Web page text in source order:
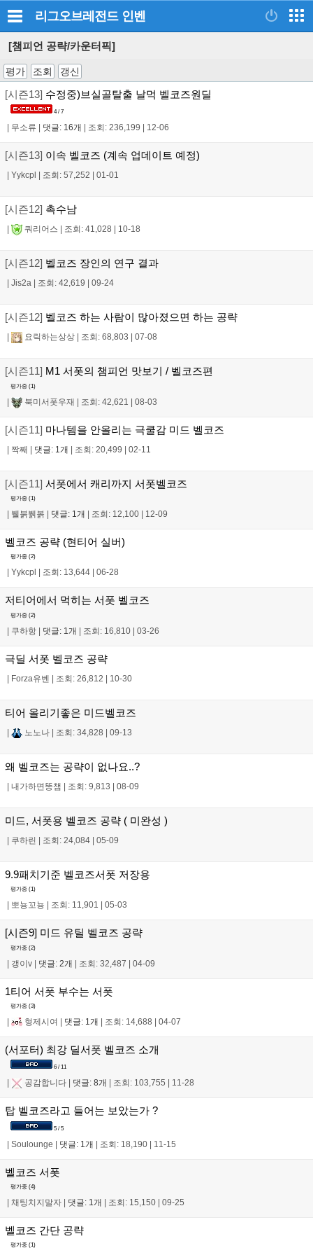
리그오브레전드 인벤
[챔피언 공략/카운터픽]
평가 조회 갱신
[시즌13] 수정중)브실골탈출 날먹 벨코즈원딜
4 / 7
무소류 댓글: 16개 조회: 236,199 12-06
[시즌13] 이속 벨코즈 (계속 업데이트 예정)
Yykcpl 조회: 57,252 01-01
[시즌12] 촉수남
쿼리어스 조회: 41,028 10-18
[시즌12] 벨코즈 장인의 연구 결과
Jis2a 조회: 42,619 09-24
[시즌12] 벨코즈 하는 사람이 많아졌으면 하는 공략
요릭하는상상 조회: 68,803 07-08
[시즌11] M1 서폿의 챔피언 맛보기 / 벨코즈편
평가중 (1)
| 북미서폿우재 | 조회: 42,621 | 08-03
[시즌11] 마나템을 안올리는 극쿨감 미드 벨코즈
| 짝째 | 댓글: 1개 | 조회: 20,499 | 02-11
[시즌11] 서폿에서 캐리까지 서폿벨코즈
평가중 (1)
뷀붉뷁볽 댓글: 1개 조회: 12,100 12-09
벨코즈 공략 (현티어 실버)
평가중 (2)
Yykcpl 조회: 13,644 06-28
저티어에서 먹히는 서폿 벨코즈
평가중 (2)
| 쿠하항 | 댓글: 1개 | 조회: 16,810 | 03-26
극딜 서폿 벨코즈 공략
| Forza유벤 | 조회: 26,812 | 10-30
티어 올리기좋은 미드벨코즈
| 노노나 | 조회: 34,828 | 09-13
왜 벨코즈는 공략이 없나요..?
| 내가하면똥챔 | 조회: 9,813 | 08-09
미드, 서폿용 벨코즈 공략 ( 미완성 )
| 쿠하린 | 조회: 24,084 | 05-09
9.9패치기준 벨코즈서폿 저장용
평가중 (1)
뽀뇽꼬뇽 조회: 11,901 05-03
[시즌9] 미드 유틸 벨코즈 공략
평가중 (2)
| 갱이v | 댓글: 2개 | 조회: 32,487 | 04-09
1티어 서폿 부수는 서폿
평가중 (3)
| 형제시여 | 댓글: 1개 | 조회: 14,688 | 04-07
(서포터) 최강 딜서폿 벨코즈 소개
6 / 11
공감합니다 댓글: 8개 조회: 103,755 11-28
탑 벨코즈라고 들어는 보았는가 ?
5 / 5
| Soulounge | 댓글: 1개 | 조회: 18,190 | 11-15
벨코즈 서폿
평가중 (4)
채팅치지말자 댓글: 1개 조회: 15,150 09-25
벨코즈 간단 공략
평가중 (1)